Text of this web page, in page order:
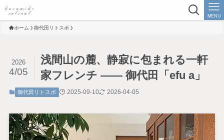
MENU
ホーム 御代田リトスポ
浅間山の麓、静寂に包まれる一軒
家フレンチ —— 御代田「efu a」
2026
4/05
御代田リトスポ 2025-09-10 2026-04-05